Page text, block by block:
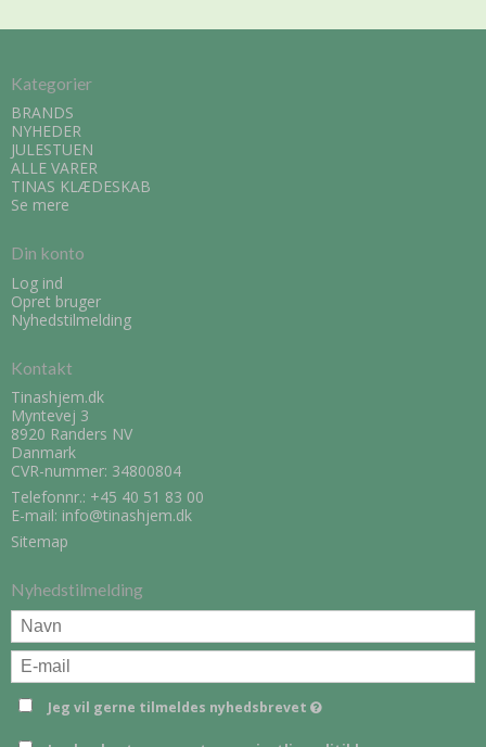
Kategorier
BRANDS
NYHEDER
JULESTUEN
ALLE VARER
TINAS KLÆDESKAB
Se mere
Din konto
Log ind
Opret bruger
Nyhedstilmelding
Kontakt
Tinashjem.dk
Myntevej 3
8920 Randers NV
Danmark
CVR-nummer: 34800804
Telefonnr.: +45 40 51 83 00
E-mail: info@tinashjem.dk
Sitemap
Nyhedstilmelding
Jeg vil gerne tilmeldes nyhedsbrevet